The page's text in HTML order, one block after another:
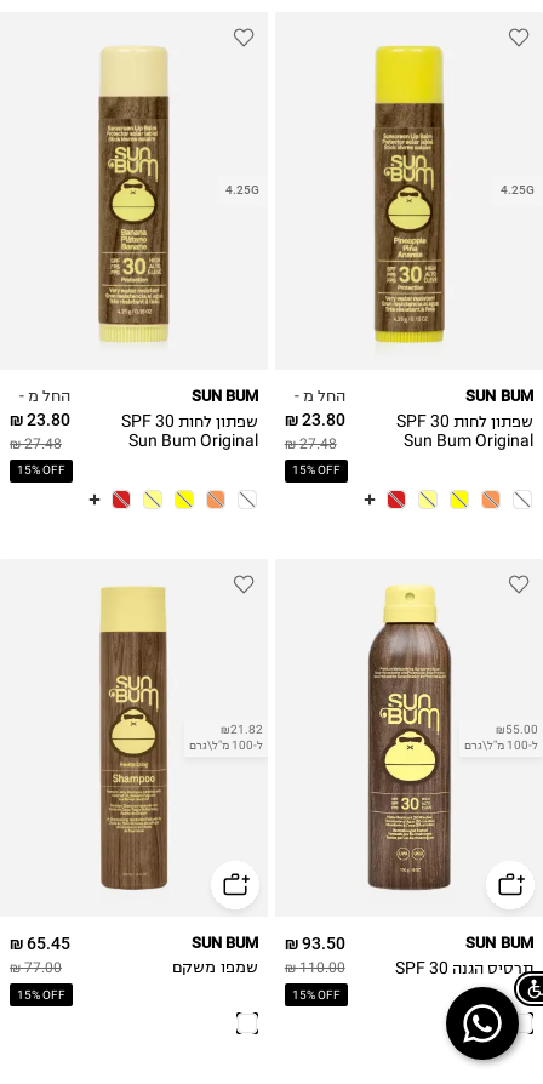
4.25G
החל מ -
23.80 ₪
27.48 ₪
15% OFF
SUN BUM
שפתון לחות SPF 30
Sun Bum Original
Pineapple 4.25 G /
4.25G
החל מ -
23.80 ₪
27.48 ₪
15% OFF
SUN BUM
שפתון לחות SPF 30
Sun Bum Original
4.25 G / 0.15 OZ
₪55.00
ל-100 מ"ל\גרם
93.50 ₪
110.00 ₪
15% OFF
SUN BUM
תרסיס הגנה SPF 30
₪21.82
ל-100 מ"ל\גרם
65.45 ₪
77.00 ₪
15% OFF
SUN BUM
שמפו משקם
Chat on WhatsApp